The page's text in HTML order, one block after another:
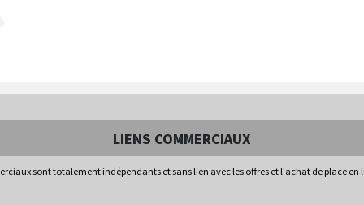
LIENS COMMERCIAUX
sont totalement indépendants et sans lien avec les offres et l'achat de place en